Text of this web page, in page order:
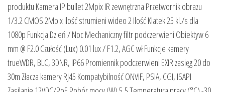
produktu Kamera IP bullet 2Mpix IR zewnętrzna Przetwornik obrazu
1/3.2 CMOS 2Mpix Ilość strumieni wideo 2 Ilość Klatek 25 kl./s dla
1080p Funkcja Dzień / Noc Mechaniczny filtr podczerwieni Obiektyw 6
mm @ F2.0 Czułość (Lux) 0.01 lux / F1.2, AGC wł Funkcje kamery
trueWDR, BLC, 3DNR, IP66 Promiennik podczerwieni EXIR zasięg 20 do
30m Złacza kamery RJ45 Kompatybilność ONVIF, PSIA, CGI, ISAPI